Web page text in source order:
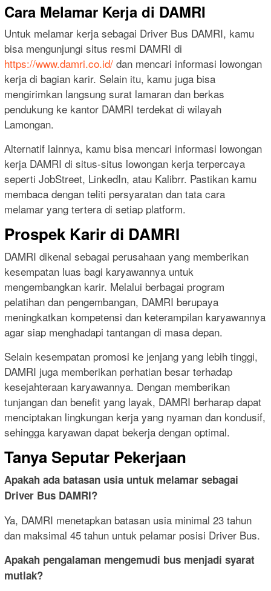
Cara Melamar Kerja di DAMRI
Untuk melamar kerja sebagai Driver Bus DAMRI, kamu
bisa mengunjungi situs resmi DAMRI di
https://www.damri.co.id/ dan mencari informasi lowongan
kerja di bagian karir. Selain itu, kamu juga bisa
mengirimkan langsung surat lamaran dan berkas
pendukung ke kantor DAMRI terdekat di wilayah
Lamongan.
Alternatif lainnya, kamu bisa mencari informasi lowongan
kerja DAMRI di situs-situs lowongan kerja terpercaya
seperti JobStreet, LinkedIn, atau Kalibrr. Pastikan kamu
membaca dengan teliti persyaratan dan tata cara
melamar yang tertera di setiap platform.
Prospek Karir di DAMRI
DAMRI dikenal sebagai perusahaan yang memberikan
kesempatan luas bagi karyawannya untuk
mengembangkan karir. Melalui berbagai program
pelatihan dan pengembangan, DAMRI berupaya
meningkatkan kompetensi dan keterampilan karyawannya
agar siap menghadapi tantangan di masa depan.
Selain kesempatan promosi ke jenjang yang lebih tinggi,
DAMRI juga memberikan perhatian besar terhadap
kesejahteraan karyawannya. Dengan memberikan
tunjangan dan benefit yang layak, DAMRI berharap dapat
menciptakan lingkungan kerja yang nyaman dan kondusif,
sehingga karyawan dapat bekerja dengan optimal.
Tanya Seputar Pekerjaan
Apakah ada batasan usia untuk melamar sebagai
Driver Bus DAMRI?
Ya, DAMRI menetapkan batasan usia minimal 23 tahun
dan maksimal 45 tahun untuk pelamar posisi Driver Bus.
Apakah pengalaman mengemudi bus menjadi syarat
mutlak?